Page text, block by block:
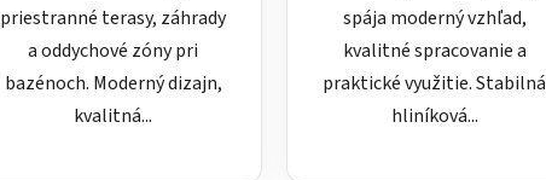
priestranné terasy, záhrady
a oddychové zóny pri
bazénoch. Moderný dizajn,
kvalitná...
spája moderný vzhľad,
kvalitné spracovanie a
praktické využitie. Stabilná
hliníková...